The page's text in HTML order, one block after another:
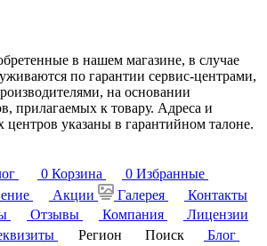
в нашем магазине, в случае
по гарантии сервис-центрами,
на основании
прилагаемых к товару. Адреса и
указаны в гарантийном талоне.
0 Корзина 0 Избранные
Акции Галерея
Контакты
Отзывы Компания
Лицензии
Регион Поиск
Блог